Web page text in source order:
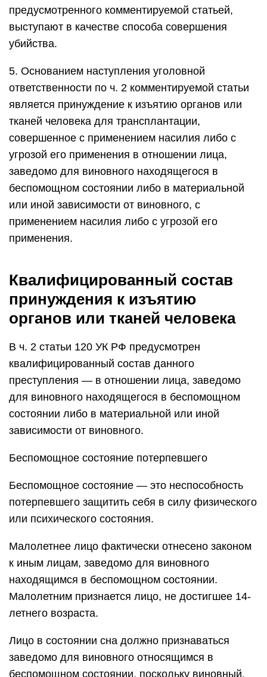
предусмотренного комментируемой статьей,
выступают в качестве способа совершения
убийства.
5. Основанием наступления уголовной
ответственности по ч. 2 комментируемой статьи
является принуждение к изъятию органов или
тканей человека для трансплантации,
совершенное с применением насилия либо с
угрозой его применения в отношении лица,
заведомо для виновного находящегося в
беспомощном состоянии либо в материальной
или иной зависимости от виновного, с
применением насилия либо с угрозой его
применения.
Квалифицированный состав
принуждения к изъятию
органов или тканей человека
В ч. 2 статьи 120 УК РФ предусмотрен
квалифицированный состав данного
преступления — в отношении лица, заведомо
для виновного находящегося в беспомощном
состоянии либо в материальной или иной
зависимости от виновного.
Беспомощное состояние потерпевшего
Беспомощное состояние — это неспособность
потерпевшего защитить себя в силу физического
или психического состояния.
Малолетнее лицо фактически отнесено законом
к иным лицам, заведомо для виновного
находящимся в беспомощном состоянии.
Малолетним признается лицо, не достигшее 14-
летнего возраста.
Лицо в состоянии сна должно признаваться
заведомо для виновного относящимся в
беспомощном состоянии, поскольку виновный,